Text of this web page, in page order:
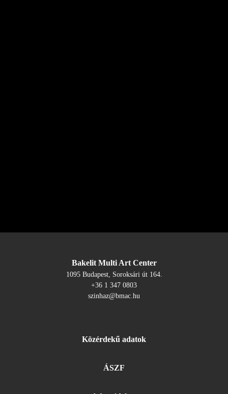
Bakelit Multi Art Center
1095 Budapest, Soroksári út 164.
+36 1 347 0803
szinhaz@bmac.hu
Közérdekű adatok
ÁSZF